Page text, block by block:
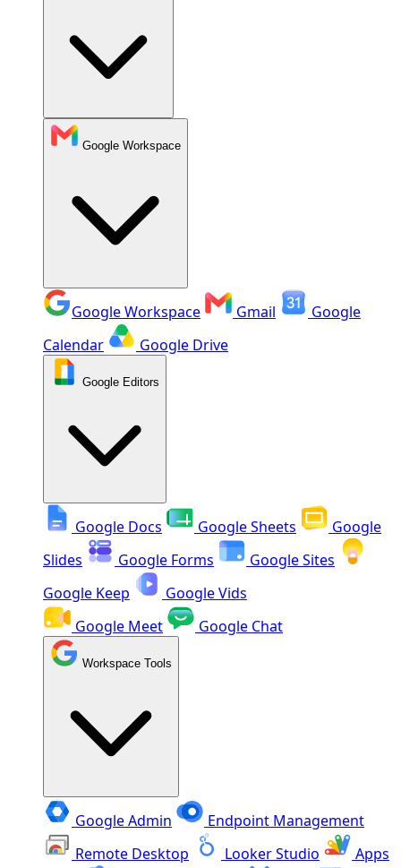
Google Workspace
Google Workspace Gmail
Google
Calendar
Google Drive
Google Editors
Google Docs Google Sheets
Google
Slides
Google Forms
Google Sites
Google Keep
Google Vids
Google Meet
Google Chat
Workspace Tools
Google Admin
Endpoint Management
Remote Desktop
Looker Studio
Apps